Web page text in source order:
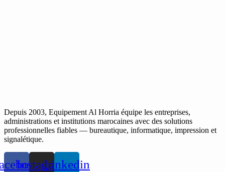
Depuis 2003, Equipement Al Horria équipe les entreprises,
administrations et institutions marocaines avec des solutions
professionnelles fiables — bureautique, informatique, impression et
signalétique.
InstagramLinkedin